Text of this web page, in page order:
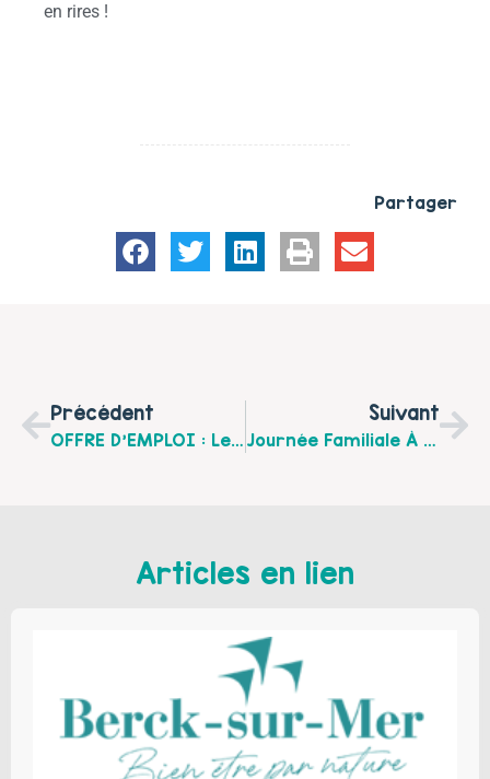
en rires !
Partager
Précédent
OFFRE D’EMPLOI : Le CCAS De Lillers Recrute Un(e) Éducateur(trice) De Jeunes Enfants Pour La Crèche Familiale "Les Petits Poucets"
Suivant
Journée Familiale À Bruges Samedi 28 Novembre 2015 Organisée Par Le Centre Socio Culturel Françoise Dolto De Sailly-Sur-La-Lys
Articles en lien